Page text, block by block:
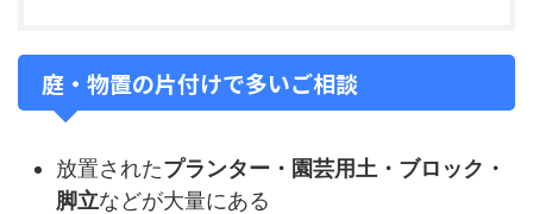
庭・物置の片付けで多いご相談
放置されたプランター・園芸用土・ブロック・
脚立などが大量にある